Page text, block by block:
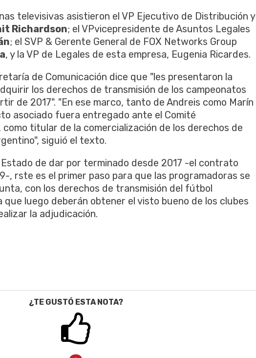
televisivas asistieron el VP Ejecutivo de Distribución y
Richardson; el VPvicepresidente de Asuntos Legales
; el SVP & Gerente General de FOX Networks Group
, y la VP de Legales de esta empresa, Eugenia Ricardes.
de Comunicación dice que "les presentaron la
los derechos de transmisión de los campeonatos
de 2017". "En ese marco, tanto de Andreis como Marín
asociado fuera entregado ante el Comité
como titular de la comercialización de los derechos de
siguió el texto.
Estado de dar por terminado desde 2017 -el contrato
, rste es el primer paso para que las programadoras se
con los derechos de transmisión del fútbol
luego deberán obtener el visto bueno de los clubes
la adjudicación.
¿TE GUSTÓ ESTA NOTA?